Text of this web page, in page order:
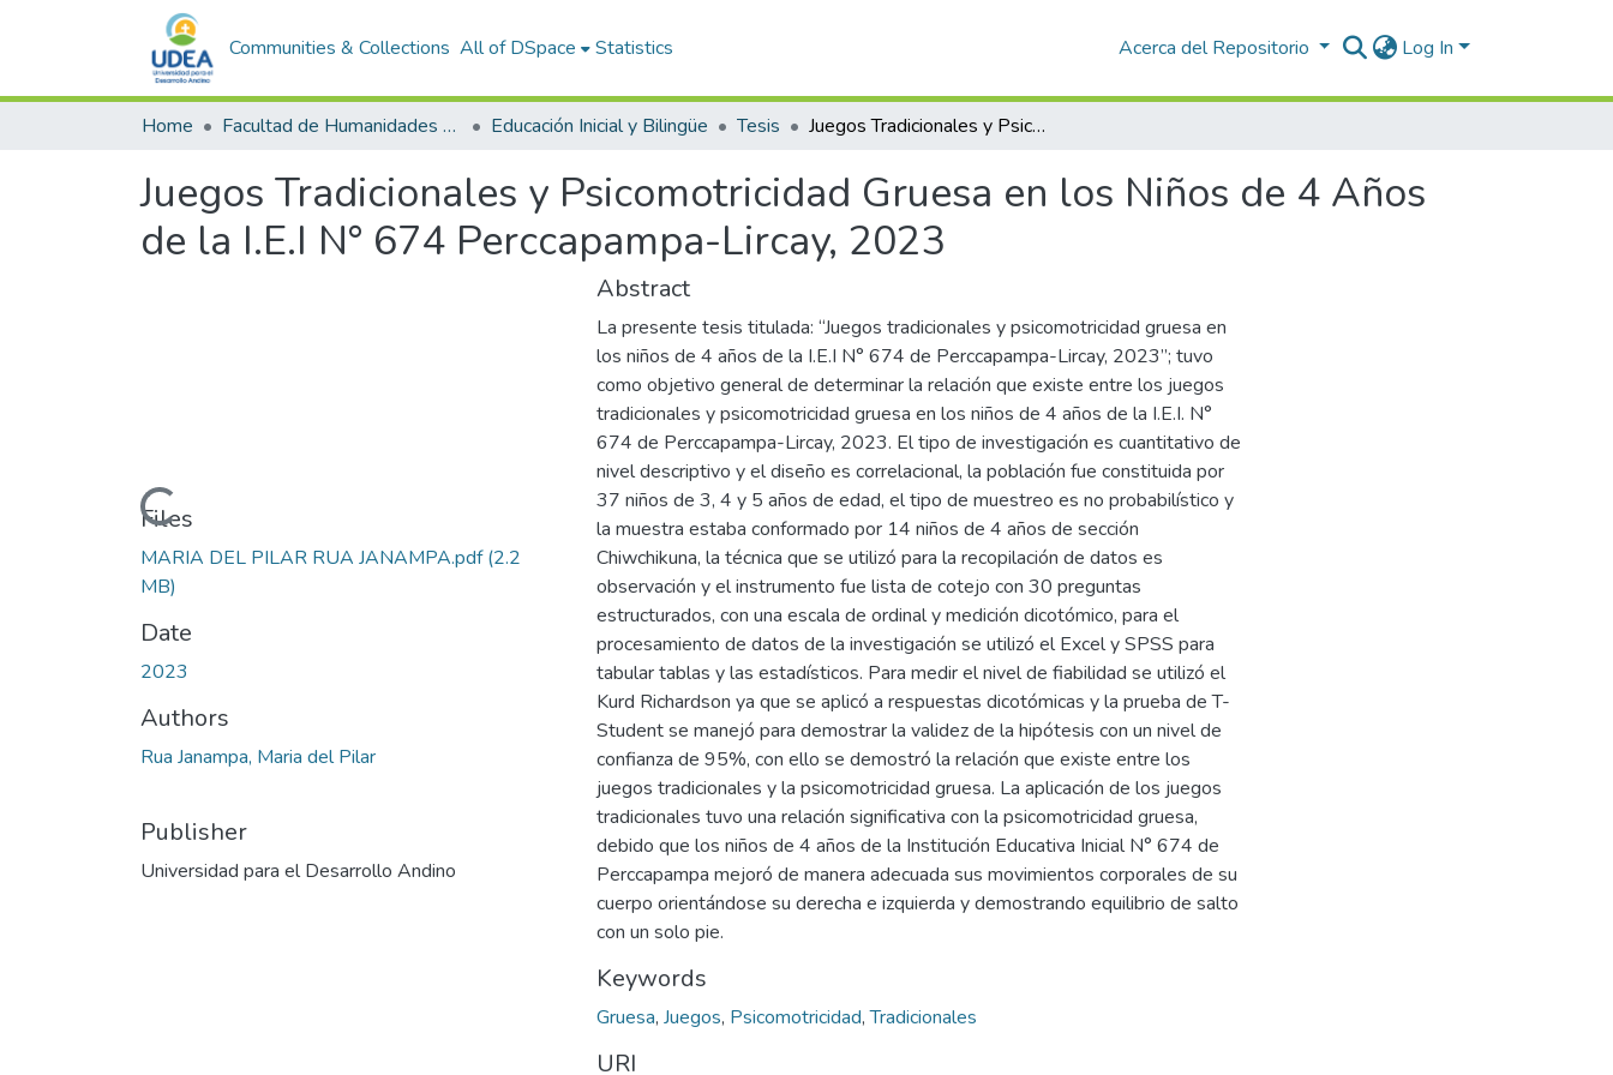
Communities & Collections All of DSpace Statistics Acerca del Repositorio Log In
Home Facultad de Humanidades y Ciencias Sociales Educación Inicial y Bilingüe Tesis Juegos Tradicionales y Psicomotricidad Gruesa en los Niños de 4 Años de la I.E.I N° 674 Perccapampa-Lircay, 2023
Juegos Tradicionales y Psicomotricidad Gruesa en los Niños de 4 Años
de la I.E.I N° 674 Perccapampa-Lircay, 2023
Loading...
Files
MARIA DEL PILAR RUA JANAMPA.pdf(2.2
MB)
Date
2023
Authors
Rua Janampa, Maria del Pilar
Publisher
Universidad para el Desarrollo Andino
Abstract
La presente tesis titulada: “Juegos tradicionales y psicomotricidad gruesa en
los niños de 4 años de la I.E.I N° 674 de Perccapampa-Lircay, 2023”; tuvo
como objetivo general de determinar la relación que existe entre los juegos
tradicionales y psicomotricidad gruesa en los niños de 4 años de la I.E.I. N°
674 de Perccapampa-Lircay, 2023. El tipo de investigación es cuantitativo de
nivel descriptivo y el diseño es correlacional, la población fue constituida por
37 niños de 3, 4 y 5 años de edad, el tipo de muestreo es no probabilístico y
la muestra estaba conformado por 14 niños de 4 años de sección
Chiwchikuna, la técnica que se utilizó para la recopilación de datos es
observación y el instrumento fue lista de cotejo con 30 preguntas
estructurados, con una escala de ordinal y medición dicotómico, para el
procesamiento de datos de la investigación se utilizó el Excel y SPSS para
tabular tablas y las estadísticos. Para medir el nivel de fiabilidad se utilizó el
Kurd Richardson ya que se aplicó a respuestas dicotómicas y la prueba de T-
Student se manejó para demostrar la validez de la hipótesis con un nivel de
confianza de 95%, con ello se demostró la relación que existe entre los
juegos tradicionales y la psicomotricidad gruesa. La aplicación de los juegos
tradicionales tuvo una relación significativa con la psicomotricidad gruesa,
debido que los niños de 4 años de la Institución Educativa Inicial N° 674 de
Perccapampa mejoró de manera adecuada sus movimientos corporales de su
cuerpo orientándose su derecha e izquierda y demostrando equilibrio de salto
con un solo pie.
Keywords
Gruesa, Juegos, Psicomotricidad,Tradicionales
URI